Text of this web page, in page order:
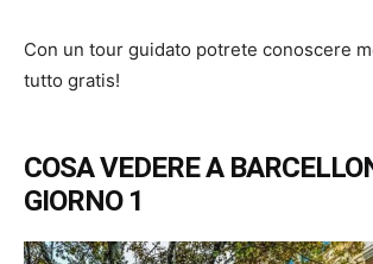
Con un tour guidato potrete conoscere
tutto gratis!
COSA VEDERE A
GIORNO 1